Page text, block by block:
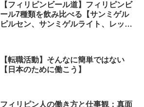
【フィリピンビール道】フィリピンビ
ール7種類を飲み比べる【サンミゲル
ピルセン、サンミゲルライト、レッド
【転職活動】そんなに簡単ではない
【日本のために働こう】
フィリピン人の働き方と仕事観：真面